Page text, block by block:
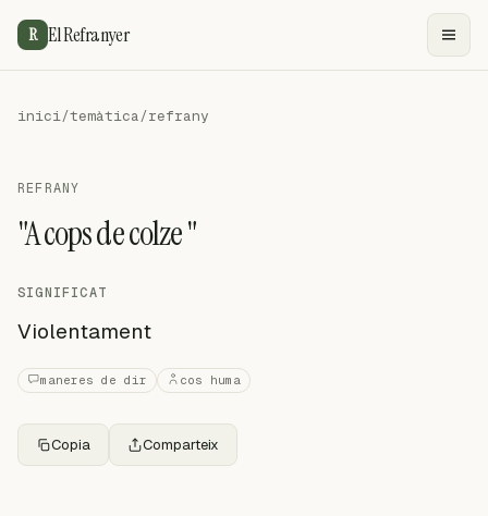
R El Refranyer
inici/temàtica/refrany
REFRANY
"A cops de colze "
SIGNIFICAT
Violentament
maneres de dir cos huma
Copia Comparteix